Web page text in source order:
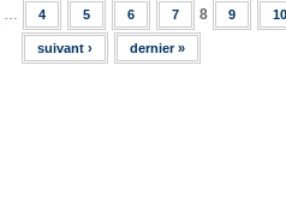
… 4 5 6 7 8 9 10
suivant › dernier »